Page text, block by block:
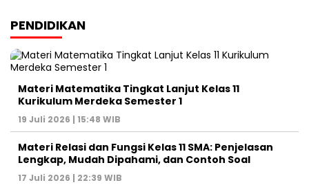
PENDIDIKAN
Materi Matematika Tingkat Lanjut Kelas 11
Kurikulum Merdeka Semester 1
19 Juli 2026 | 15:48 WIB
Materi Relasi dan Fungsi Kelas 11 SMA: Penjelasan
Lengkap, Mudah Dipahami, dan Contoh Soal
17 Juli 2026 | 22:39 WIB